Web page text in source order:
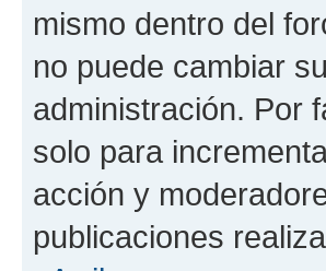
mismo dentro del
no puede cambiar
administración. Por
solo para
acción y
publicaciones